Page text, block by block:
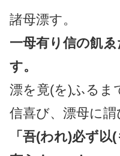
諸母漂す。
一母有り信の飢
す。
漂を竟(を)ふるま
信喜び、漂母に謂
「吾(われ)必ず